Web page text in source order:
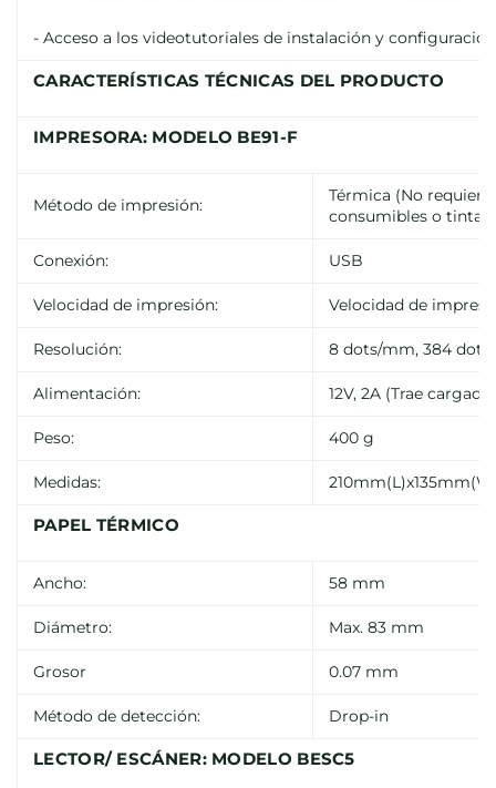
- Acceso a los videotutoriales de instalación y
CARACTERÍSTICAS TÉCNICAS DEL PRODUCTO
IMPRESORA: MODELO BE91-F
Método de impresión:
Térmica (No requiere
consumibles o tinta)
Conexión: USB
Velocidad de impresión: Velocidad de
Resolución: 8 dots/mm, 384
Alimentación: 12V, 2A (Trae
Peso: 400 g
Medidas:
PAPEL TÉRMICO
Ancho: 58 mm
Diámetro: Max. 83 mm
Grosor 0.07 mm
Método de detección: Drop-in
LECTOR/ ESCÁNER: MODELO BESC5